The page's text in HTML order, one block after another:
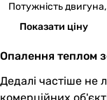
Потужність
Показати ціну
Опалення теплом
Дедалі частіше не